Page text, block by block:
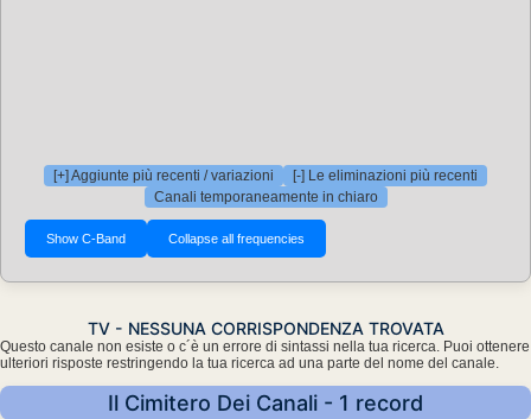
[+] Aggiunte più recenti / variazioni
[-] Le eliminazioni più recenti
Canali temporaneamente in chiaro
TV - NESSUNA CORRISPONDENZA TROVATA
Questo canale non esiste o c´è un errore di sintassi nella tua ricerca. Puoi ottenere
ulteriori risposte restringendo la tua ricerca ad una parte del nome del canale.
Il Cimitero Dei Canali - 1 record